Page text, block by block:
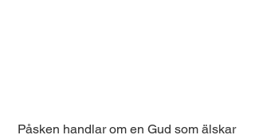
Påsken handlar om en Gud som älskar